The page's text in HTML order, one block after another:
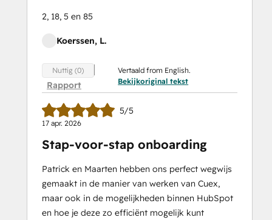
2, 18, 5 en 85
Koerssen, L.
Nuttig (0)
Rapport
Vertaald from English.
Bekijkoriginal tekst
5/5
17 apr. 2026
Stap-voor-stap onboarding
Patrick en Maarten hebben ons perfect wegwijs
gemaakt in de manier van werken van Cuex,
maar ook in de mogelijkheden binnen HubSpot
en hoe je deze zo efficiënt mogelijk kunt